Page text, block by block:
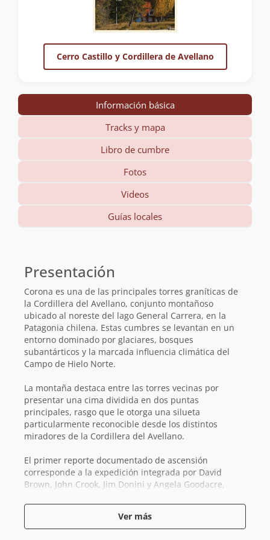
Cerro Castillo y Cordillera de Avellano
Información básica
Tracks y mapa
Libro de cumbre
Fotos
Videos
Guías locales
básica
Presentación
Corona es una de las principales torres graníticas de
la Cordillera del Avellano, conjunto montañoso
ubicado al noreste del lago General Carrera, en la
Patagonia chilena. Estas cumbres se levantan en un
entorno dominado por glaciares, bosques
subantárticos y la marcada influencia climática del
Campo de Hielo Norte.
La montaña destaca entre las torres vecinas por
presentar una cima dividida en dos puntas
principales, rasgo que le otorga una silueta
particularmente reconocible desde los distintos
miradores de la Cordillera del Avellano.
El primer reporte documentado de ascensión
corresponde a la expedición integrada por David
Brown, John Crook, Jim Donini y Angela Goodacre,
quienes exploraron la zona en 2014. Durante esta
expedición realizaron la rutaCrown Jewels
5.11-) por la arista este de la torre, bautizando la
Ver más